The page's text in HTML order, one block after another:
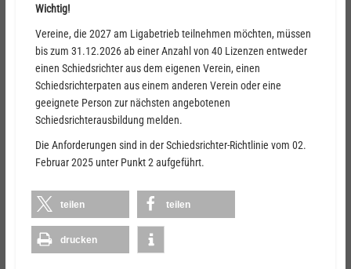
Wichtig!
Vereine, die 2027 am Ligabetrieb teilnehmen möchten, müssen
bis zum 31.12.2026 ab einer Anzahl von 40 Lizenzen entweder
einen Schiedsrichter aus dem eigenen Verein, einen
Schiedsrichterpaten aus einem anderen Verein oder eine
geeignete Person zur nächsten angebotenen
Schiedsrichterausbildung melden.
Die Anforderungen sind in der Schiedsrichter-Richtlinie vom 02.
Februar 2025 unter Punkt 2 aufgeführt.
teilen teilen
drucken